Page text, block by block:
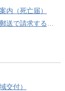
内（死亡届）
する際の本人確認
交付）